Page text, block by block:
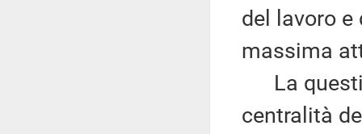
del lavoro
massima
La
centralità